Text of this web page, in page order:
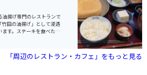
油揚げ専門のレストランで
田の油揚げ」として浸透
ます。ステーキを食べたの
る油揚げをいただけま
ススメです。
「周辺のレストラン・カフェ」をもっと見る